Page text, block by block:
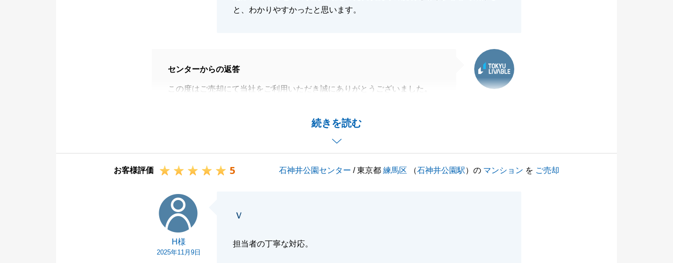
と、わかりやすかったと思います。
続きを読む
センターからの返答
この度はご売却にて当社をご利用いただき誠にありがとうございました。
方がお気に召して頂いて、ご家族で戸建を建てられるということで良い買主
また、貴重なフィードバックを頂き誠にありがとうございます。
でした。
また、来年の確定申告にてご売却のお手続きが完了となります。
ご不明点等がございましたらお気軽にご連絡くださいませ。
末永いお付き合いのほど、何卒よろしくお願い申し上げます。
お客様評価 5 石神井公園センター / 東京都練馬区 （石神井公園駅）の マンション を ご売却
H様
2025年11月9日
ｖ
担当者の丁寧な対応。